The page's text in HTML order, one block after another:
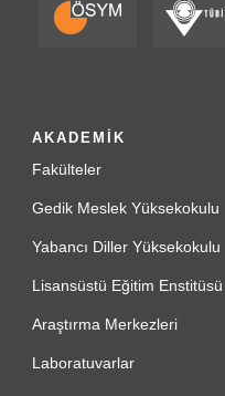
AKADEMİK
Fakülteler
Gedik Meslek Yüksekokulu
Yabancı Diller Yüksekokulu
Lisansüstü Eğitim Enstitüsü
Araştırma Merkezleri
Laboratuvarlar